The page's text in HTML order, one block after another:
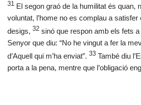
31 El segon graó de la humilitat és quan,
voluntat, l’home no es complau a satisfer
desigs, 32 sinó que respon amb els fets
Senyor que diu: “No he vingut a fer la
d’Aquell qui m’ha enviat”. 33 També diu
porta a la pena, mentre que l’obligació